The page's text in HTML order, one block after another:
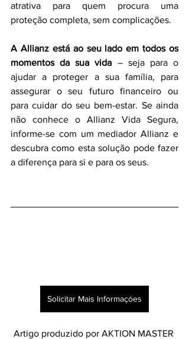
atrativa para quem procura uma
proteção completa, sem complicações.
A Allianz está ao seu lado em todos os
momentos da sua vida – seja para o
ajudar a proteger a sua família, para
assegurar o seu futuro financeiro ou
para cuidar do seu bem-estar. Se ainda
não conhece o Allianz Vida Segura,
informe-se com um mediador Allianz e
descubra como esta solução pode fazer
a diferença para si e para os seus.
Solicitar Mais Informaçóes
Artigo produzido por AKTION MASTER